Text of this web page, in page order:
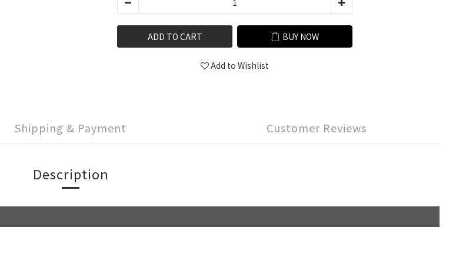
ADD TO CART BUY NOW
Add to Wishlist
Shipping & Payment Customer Reviews
Description